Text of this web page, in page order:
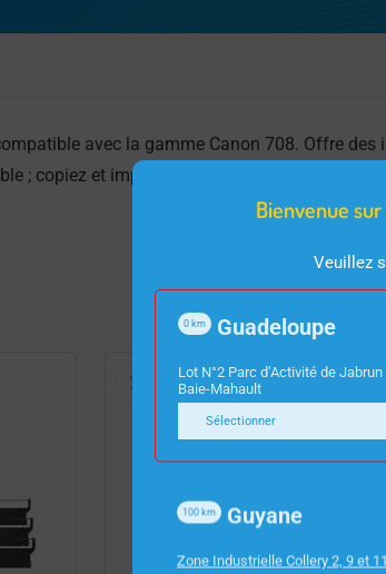
avec la gamme Canon 708. Offre des
; copiez et imprimez facilement.
Bienvenue
Veuillez
Guadeloupe
0 km
Lot N°2 Parc d’Activité de
Baie-Mahault
Sélectionner
Guyane
100 km
Zone Industrielle Collery 2, 9 et